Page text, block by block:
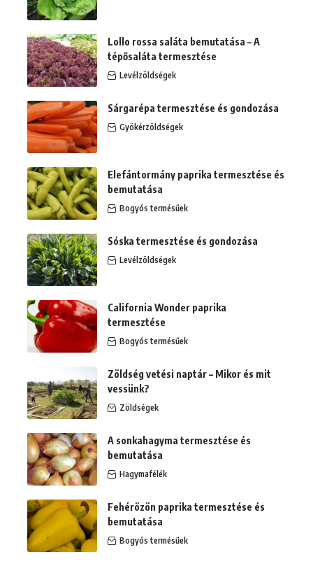
Lollo rossa saláta bemutatása – A
tépősaláta termesztése
Levélzöldségek
Sárgarépa termesztése és gondozása
Gyökérzöldségek
Elefántormány paprika termesztése és
bemutatása
Bogyós termésűek
Sóska termesztése és gondozása
Levélzöldségek
California Wonder paprika
termesztése
Bogyós termésűek
Zöldség vetési naptár – Mikor és mit
vessünk?
Zöldségek
A sonkahagyma termesztése és
bemutatása
Hagymafélék
Fehérözön paprika termesztése és
bemutatása
Bogyós termésűek